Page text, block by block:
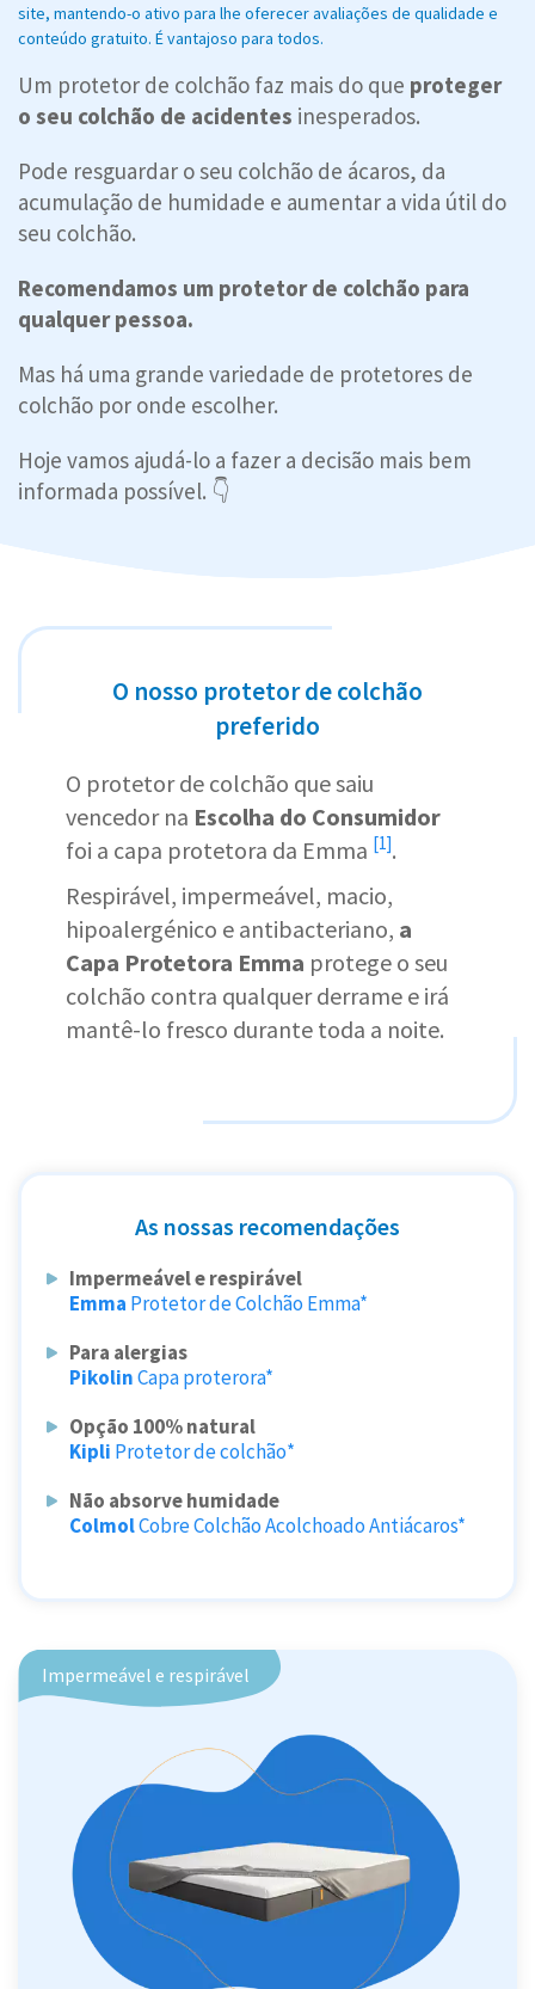
site, mantendo-o ativo para lhe oferecer avaliações de qualidade e
conteúdo gratuito. É vantajoso para todos.
Um protetor de colchão faz mais do que proteger
o seu colchão de acidentes inesperados.
Pode resguardar o seu colchão de ácaros, da
acumulação de humidade e aumentar a vida útil do
seu colchão.
Recomendamos um protetor de colchão para
qualquer pessoa.
Mas há uma grande variedade de protetores de
colchão por onde escolher.
Hoje vamos ajudá-lo a fazer a decisão mais bem
informada possível. 👇
O nosso protetor de colchão
preferido
O protetor de colchão que saiu
vencedor na Escolha do Consumidor
foi a capa protetora da Emma [1].
Respirável, impermeável, macio,
hipoalergénico e antibacteriano, a
Capa Protetora Emma protege o seu
colchão contra qualquer derrame e irá
mantê-lo fresco durante toda a noite.
As nossas recomendações
Impermeável e respirável
Emma Protetor de Colchão Emma*
Para alergias
PikolinCapa proterora*
Opção 100% natural
Kipli Protetor de colchão*
Não absorve humidade
ColmolCobre Colchão Acolchoado Antiácaros*
Impermeável e respirável